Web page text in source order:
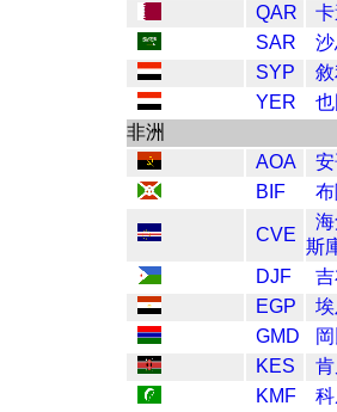
QAR
SAR
SYP
YER
非洲
AOA
BIF
CVE
斯
DJF
EGP
GMD
KES
KMF